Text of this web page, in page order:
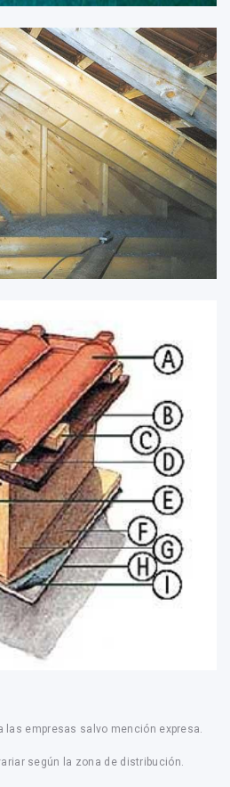
las empresas salvo mención expresa.
según la zona de distribución.